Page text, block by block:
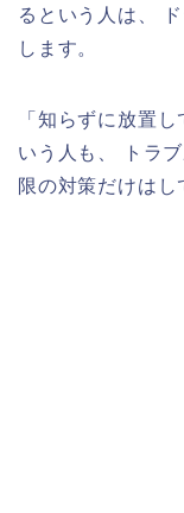
るという人は、
します。
「知らずに放置
いう人も、 トラ
限の対策だけはし